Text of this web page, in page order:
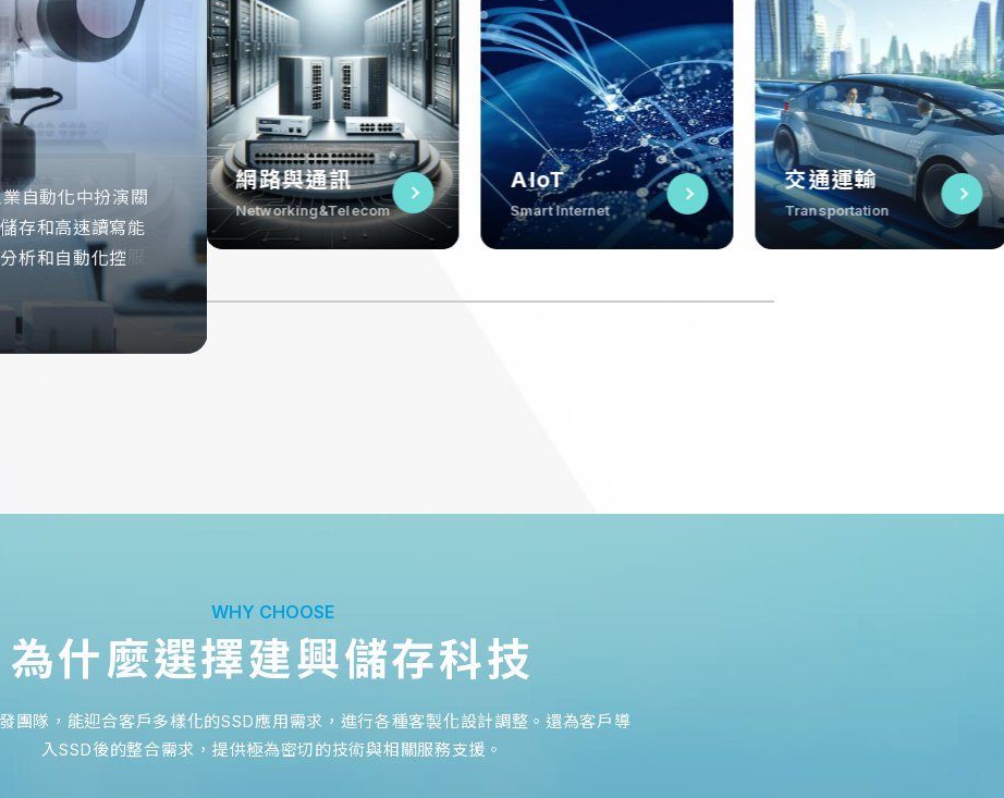
Smart Internet
交通運輸
Transportation
伺服器&雲端
Server & Cloud
實現無縫數據處
易的迅速執行和
自動化中扮演關
存和高速讀寫能
析和自動化控
域發揮關鍵作
硬碟，提升伺服
寫能力，還具有
，支持IoT設備
實現智慧城市、
域的創新應用。
鍵元件，提供高
於交通監控系
航。
務能夠提供更快
能、降低能耗，
穩定性
據讀寫速度，增
提升醫療服務效
可以顯著提升
理能力，減少延
。對於在線博弈
讀寫能力，支持
據庫操作效率，
的整體性能。
路與通訊 AIoT
Smart Internet
交通運輸
Transportation
伺服器&雲端
Server & Cloud
WHY CHOOSE
為什麼選擇建興儲存科技
團隊，能迎合客戶多樣化的SSD應用需求，進行各種客製化設計調整。還為客戶導
入SSD後的整合需求，提供極為密切的技術與相關服務支援。